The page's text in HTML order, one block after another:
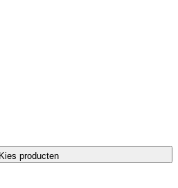
Kies producten